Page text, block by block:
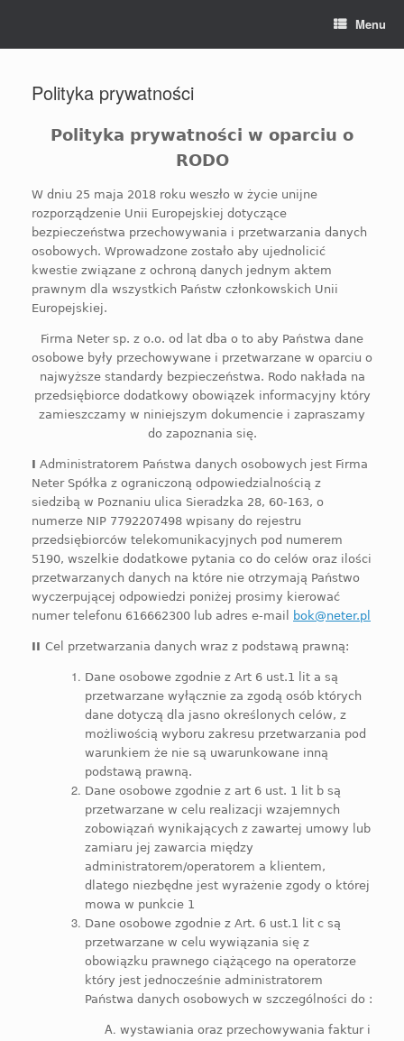
Menu
Polityka prywatności
Polityka prywatności w oparciu o
RODO
W dniu 25 maja 2018 roku weszło w życie unijne
rozporządzenie Unii Europejskiej dotyczące
bezpieczeństwa przechowywania i przetwarzania danych
osobowych. Wprowadzone zostało aby ujednolicić
kwestie związane z ochroną danych jednym aktem
prawnym dla wszystkich Państw członkowskich Unii
Europejskiej.
Firma Neter sp. z o.o. od lat dba o to aby Państwa dane
osobowe były przechowywane i przetwarzane w oparciu o
najwyższe standardy bezpieczeństwa. Rodo nakłada na
przedsiębiorce dodatkowy obowiązek informacyjny który
zamieszczamy w niniejszym dokumencie i zapraszamy
do zapoznania się.
I Administratorem Państwa danych osobowych jest Firma
Neter Spółka z ograniczoną odpowiedzialnością z
siedzibą w Poznaniu ulica Sieradzka 28, 60-163, o
numerze NIP 7792207498 wpisany do rejestru
przedsiębiorców telekomunikacyjnych pod numerem
5190, wszelkie dodatkowe pytania co do celów oraz ilości
przetwarzanych danych na które nie otrzymają Państwo
wyczerpującej odpowiedzi poniżej prosimy kierować
numer telefonu 616662300 lub adres e-mail
bok@neter.pl
II Cel przetwarzania danych wraz z podstawą prawną:
Dane osobowe zgodnie z Art 6 ust.1 lit a są
przetwarzane wyłącznie za zgodą osób których
dane dotyczą dla jasno określonych celów, z
możliwością wyboru zakresu przetwarzania pod
warunkiem że nie są uwarunkowane inną
podstawą prawną.
Dane osobowe zgodnie z art 6 ust. 1 lit b są
przetwarzane w celu realizacji wzajemnych
zobowiązań wynikających z zawartej umowy lub
zamiaru jej zawarcia między
administratorem/operatorem a klientem,
dlatego niezbędne jest wyrażenie zgody o której
mowa w punkcie 1
Dane osobowe zgodnie z Art. 6 ust.1 lit csą
przetwarzane w celu wywiązania się z
obowiązku prawnego ciążącego na operatorze
który jest jednocześnie administratorem
Państwa danych osobowych w szczególności do :
wystawiania oraz przechowywania faktur i